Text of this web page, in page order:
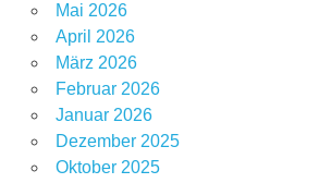
Mai 2026
April 2026
März 2026
Februar 2026
Januar 2026
Dezember 2025
Oktober 2025